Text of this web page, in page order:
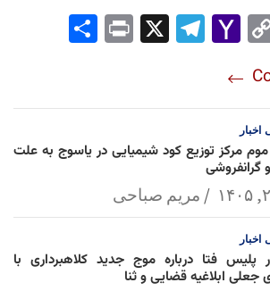
Co
Lin
k
Yah
l
Tel
Pri
اخبار
مرکز توزیع کود شیمیایی در یاسوج به علت
گرانفروشی
مریم صباحی
اخبار
پلیس فتا درباره موج جدید کلاهبرداری با
جعلی ابلاغیه قضایی و ثنا